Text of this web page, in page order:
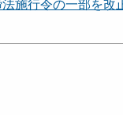
施行令の一部を改